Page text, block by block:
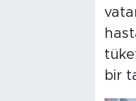
bir